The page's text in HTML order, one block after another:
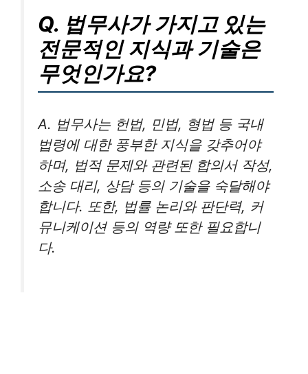
Q. 법무사가 가지고 있는
전문적인 지식과 기술은
무엇인가요?
A. 법무사는 헌법, 민법, 형법 등 국내
법령에 대한 풍부한 지식을 갖추어야
하며, 법적 문제와 관련된 합의서 작성,
소송 대리, 상담 등의 기술을 숙달해야
합니다. 또한, 법률 논리와 판단력, 커
뮤니케이션 등의 역량 또한 필요합니
다.